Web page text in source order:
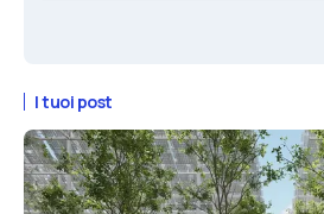
I tuoi post